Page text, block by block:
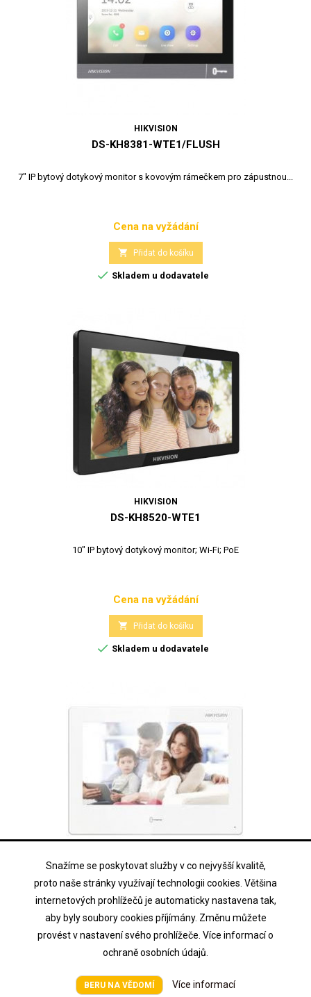
Snažíme se poskytovat služby v co nejvyšší kvalitě,
proto naše stránky využívají technologii cookies. Většina
internetových prohlížečů je automaticky nastavena tak,
aby byly soubory cookies příjímány. Změnu můžete
provést v nastavení svého prohlížeče. Více informací o
ochraně osobních údajů.
BERU NA VĚDOMÍ Více informací
HIKVISION
DS-KH8381-WTE1/FLUSH
7" IP bytový dotykový monitor s kovovým rámečkem pro zápustnou...
Cena
Cena na vyžádání
 Přidat do košíku
 Skladem u dodavatele
HIKVISION
DS-KH8520-WTE1
10" IP bytový dotykový monitor; Wi-Fi; PoE
Cena
Cena na vyžádání
 Přidat do košíku
 Skladem u dodavatele
HIKVISION
DS-KH9310-WTE1(B)
7" IP bytový dotykový Android monitor; Wi-Fi; PoE
Cena